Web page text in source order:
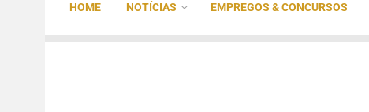
HOME NOTÍCIAS EMPREGOS & CONCURSOS